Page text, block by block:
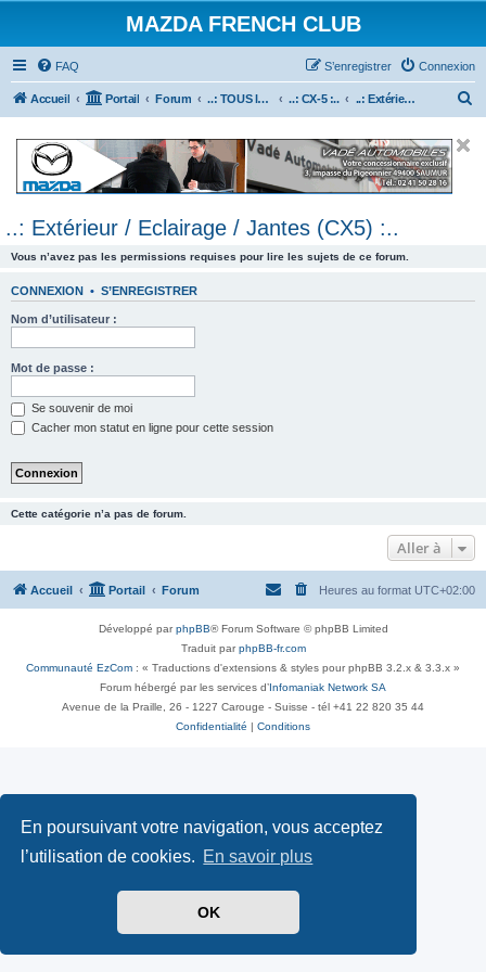
En poursuivant votre navigation, vous acceptez
l’utilisation de cookies. En savoir plus
OK
MAZDA FRENCH CLUB
FAQ Connexion
S’enregistrer
Accueil Portail Forum ..: TOUS les Véhicules MAZDA :.. ..: CX-5 :.. ..: Extérieur / Eclairage / Jantes (CX5) :..
e
..: Extérieur / Eclairage / Jantes (CX5) :..
Vous n’avez pas les permissions requises pour lire les sujets de ce forum.
CONNEXION • S’ENREGISTRER
Nom d’utilisateur :
Mot de passe :
Se souvenir de moi
Cacher mon statut en ligne pour cette session
Cette catégorie n’a pas de forum.
Aller à
Accueil Portail Forum Heures au format UTC+02:00
Développé parphpBB® Forum Software © phpBB Limited
Traduit parphpBB-fr.com
Communauté EzCom : « Traductions d'extensions & styles pour phpBB 3.2.x & 3.3.x »
Forum hébergé par les services d’ Infomaniak Network SA
Avenue de la Praille, 26 - 1227 Carouge - Suisse - tél +41 22 820 35 44
Confidentialité
Conditions